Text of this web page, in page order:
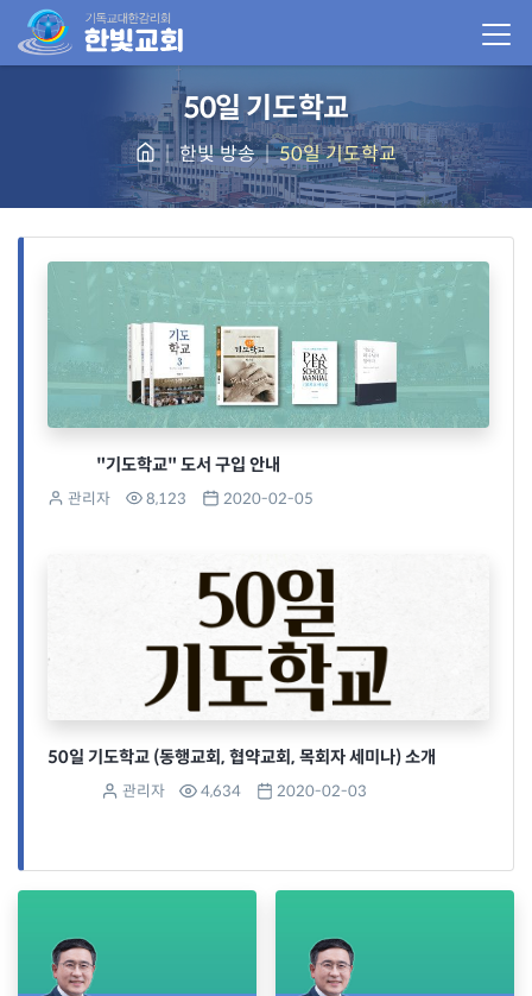
50일 기도학교
한빛 방송 50일 기도학교
"기도학교" 도서 구입 안내
관리자 8,123 2020-02-05
50일 기도학교 (동행교회, 협약교회, 목회자 세미나) 소개
관리자 4,634 2020-02-03